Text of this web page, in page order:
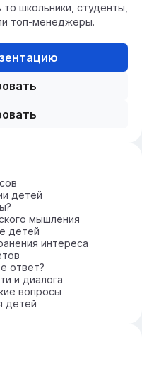
школьники, студенты,
топ-менеджеры.
детей
мышления
детей
интереса
ответ?
и диалога
вопросы
детей